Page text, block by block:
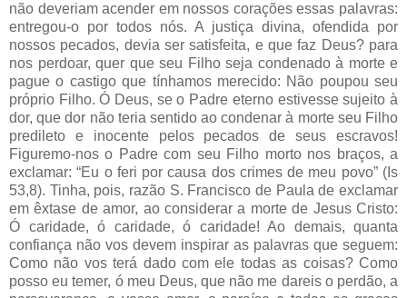
não deveriam acender em nossos corações essas palavras:
entregou-o por todos nós. A justiça divina, ofendida por
nossos pecados, devia ser satisfeita, e que faz Deus? para
nos perdoar, quer que seu Filho seja condenado à morte e
pague o castigo que tínhamos merecido: Não poupou seu
próprio Filho. Ó Deus, se o Padre eterno estivesse sujeito à
dor, que dor não teria sentido ao condenar à morte seu Filho
predileto e inocente pelos pecados de seus escravos!
Figuremo-nos o Padre com seu Filho morto nos braços, a
exclamar: “Eu o feri por causa dos crimes de meu povo” (Is
53,8). Tinha, pois, razão S. Francisco de Paula de exclamar
em êxtase de amor, ao considerar a morte de Jesus Cristo:
Ó caridade, ó caridade, ó caridade! Ao demais, quanta
confiança não vos devem inspirar as palavras que seguem:
Como não vos terá dado com ele todas as coisas? Como
posso eu temer, ó meu Deus, que não me dareis o perdão, a